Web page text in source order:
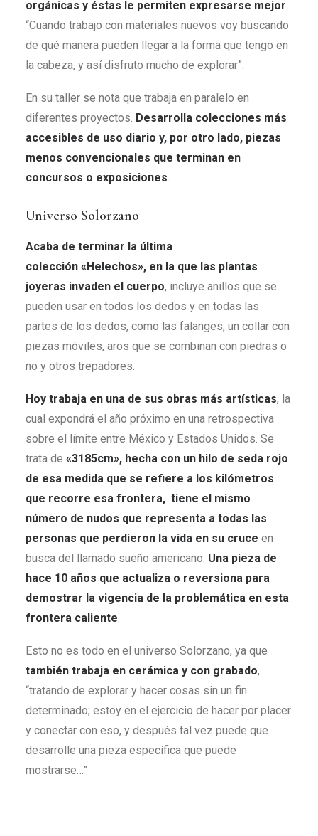
orgánicas y éstas le permiten expresarse mejor.
“Cuando trabajo con materiales nuevos voy buscando
de qué manera pueden llegar a la forma que tengo en
la cabeza, y así disfruto mucho de explorar”.
En su taller se nota que trabaja en paralelo en
diferentes proyectos. Desarrolla colecciones más
accesibles de uso diario y, por otro lado, piezas
menos convencionales que terminan en
concursos o exposiciones.
Universo Solorzano
Acaba de terminar la última
colección «Helechos», en la que las plantas
joyeras invaden el cuerpo, incluye anillos que se
pueden usar en todos los dedos y en todas las
partes de los dedos, como las falanges; un collar con
piezas móviles, aros que se combinan con piedras o
no y otros trepadores.
Hoy trabaja en una de sus obras más artísticas, la
cual expondrá el año próximo en una retrospectiva
sobre el límite entre México y Estados Unidos. Se
trata de «3185cm», hecha con un hilo de seda rojo
de esa medida que se refiere a los kilómetros
que recorre esa frontera, tiene el mismo
número de nudos que representa a todas las
personas que perdieron la vida en su cruce en
busca del llamado sueño americano. Una pieza de
hace 10 años que actualiza o reversiona para
demostrar la vigencia de la problemática en esta
frontera caliente.
Esto no es todo en el universo Solorzano, ya que
también trabaja en cerámica y con grabado,
“tratando de explorar y hacer cosas sin un fin
determinado; estoy en el ejercicio de hacer por placer
y conectar con eso, y después tal vez puede que
desarrolle una pieza específica que puede
mostrarse…”